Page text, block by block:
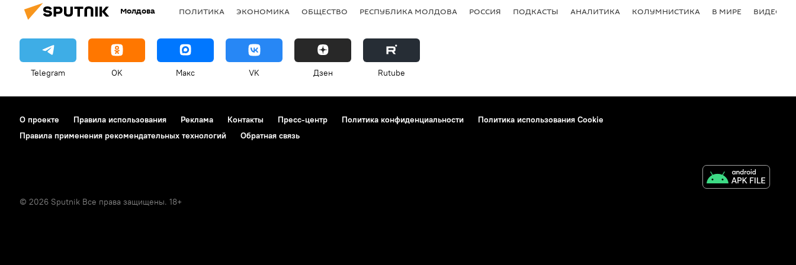
Молдова ПОЛИТИКА ЭКОНОМИКА ОБЩЕСТВО РЕСПУБЛИКА МОЛДОВА РОССИЯ ПОДКАСТЫ АНАЛИТИКА КОЛУМНИСТИКА В МИРЕ ВИДЕО
Telegram OK Макс VK Дзен Rutube
О проекте Правила использования Реклама Контакты Пресс-центр Политика конфиденциальности
Политика использования Cookie
Правила применения рекомендательных технологий
Обратная связь
© 2026 Sputnik Все права защищены. 18+